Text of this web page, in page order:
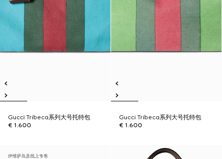
Gucci Tribeca系列大号托特包
€ 1.600
Gucci Tribeca系列大号托特包
€ 1.600
伊维萨岛及线上专售